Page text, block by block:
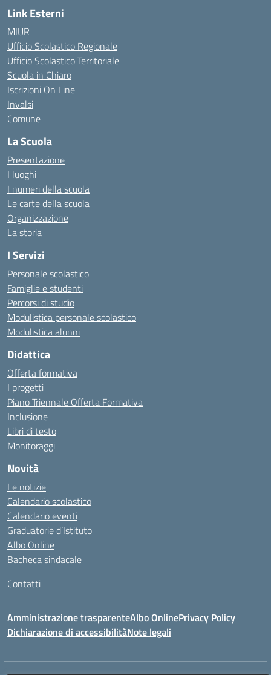
Link Esterni
MIUR
Ufficio Scolastico Regionale
Ufficio Scolastico Territoriale
Scuola in Chiaro
Iscrizioni On Line
Invalsi
Comune
La Scuola
Presentazione
I luoghi
I numeri della scuola
Le carte della scuola
Organizzazione
La storia
I Servizi
Personale scolastico
Famiglie e studenti
Percorsi di studio
Modulistica personale scolastico
Modulistica alunni
Didattica
Offerta formativa
I progetti
Piano Triennale Offerta Formativa
Inclusione
Libri di testo
Monitoraggi
Novità
Le notizie
Calendario scolastico
Calendario eventi
Graduatorie d’Istituto
Albo Online
Bacheca sindacale
Contatti
Amministrazione trasparenteAlbo OnlinePrivacy Policy
Dichiarazione di accessibilitàNote legali